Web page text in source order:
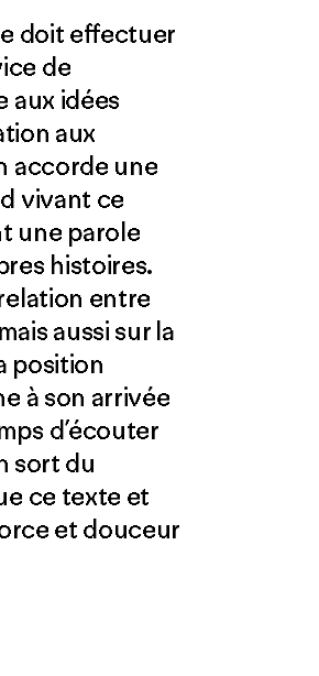
doit effectuer
de
aux idées
aux
accorde une
vivant ce
une parole
histoires.
entre
aussi sur la
position
à son arrivée
d’écouter
sort du
ce texte et
et douceur